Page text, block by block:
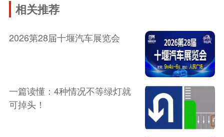
相关推荐
2026第28届十堰汽车展览会
一篇读懂：4种情况不等绿灯就
可掉头！